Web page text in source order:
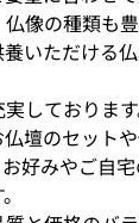
像の種類も
いただける
しておりま
壇のセット
好みやご自